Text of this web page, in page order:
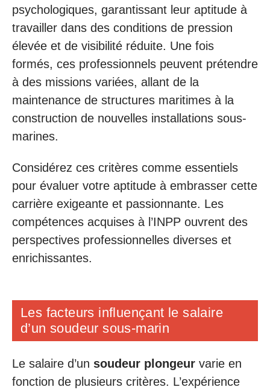
psychologiques, garantissant leur aptitude à
travailler dans des conditions de pression
élevée et de visibilité réduite. Une fois
formés, ces professionnels peuvent prétendre
à des missions variées, allant de la
maintenance de structures maritimes à la
construction de nouvelles installations sous-
marines.
Considérez ces critères comme essentiels
pour évaluer votre aptitude à embrasser cette
carrière exigeante et passionnante. Les
compétences acquises à l’INPP ouvrent des
perspectives professionnelles diverses et
enrichissantes.
Les facteurs influençant le salaire
d’un soudeur sous-marin
Le salaire d’un soudeur plongeur varie en
fonction de plusieurs critères. L’expérience